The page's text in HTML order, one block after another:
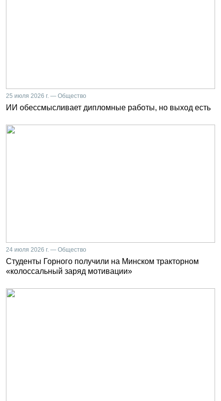
25 июля 2026 г. — Общество
ИИ обессмысливает дипломные работы, но выход есть
24 июля 2026 г. — Общество
Студенты Горного получили на Минском тракторном
«колоссальный заряд мотивации»